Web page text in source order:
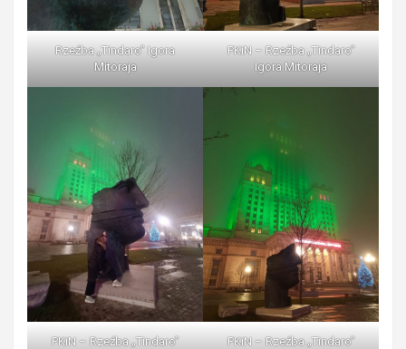
Rzeźba „Tindaro” Igora
Mitoraja
PKiN – Rzeźba „Tindaro”
Igora Mitoraja
PKiN – Rzeźba „Tindaro”
PKiN – Rzeźba „Tindaro”